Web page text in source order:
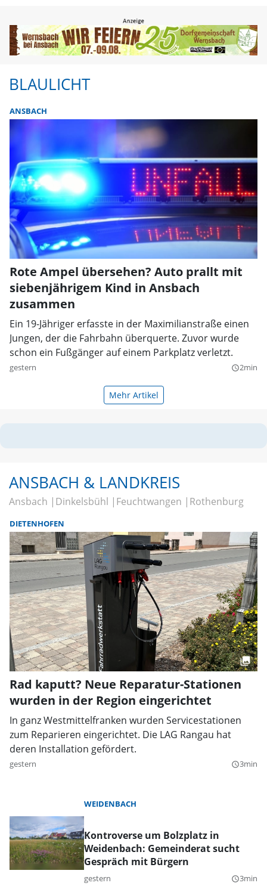
BLAULICHT
ANSBACH
Rote Ampel übersehen? Auto prallt mit
siebenjährigem Kind in Ansbach
zusammen
Ein 19-Jähriger erfasste in der Maximilianstraße einen
Jungen, der die Fahrbahn überquerte. Zuvor wurde
schon ein Fußgänger auf einem Parkplatz verletzt.
gestern query_builder2min
Mehr Artikel
ANSBACH & LANDKREIS
Ansbach Dinkelsbühl Feuchtwangen Rothenburg
DIETENHOFEN
Rad kaputt? Neue Reparatur-Stationen
wurden in der Region eingerichtet
In ganz Westmittelfranken wurden Servicestationen
zum Reparieren eingerichtet. Die LAG Rangau hat
deren Installation gefördert.
gestern query_builder3min
WEIDENBACH
Kontroverse um Bolzplatz in
Weidenbach: Gemeinderat sucht
Gespräch mit Bürgern
gestern query_builder3min